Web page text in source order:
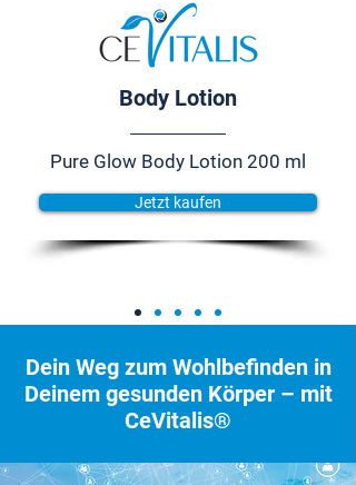
Body Lotion
Pure Glow Body Lotion 200 ml
Jetzt kaufen
Dein Weg zum Wohlbefinden in
Deinem gesunden Körper – mit
CeVitalis®